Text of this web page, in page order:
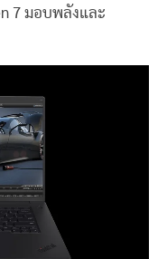
7 มอบพลังและ